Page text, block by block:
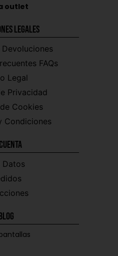
outlet
Legales
FAQs
Legal
Privacidad
Cookies
Condiciones
Datos